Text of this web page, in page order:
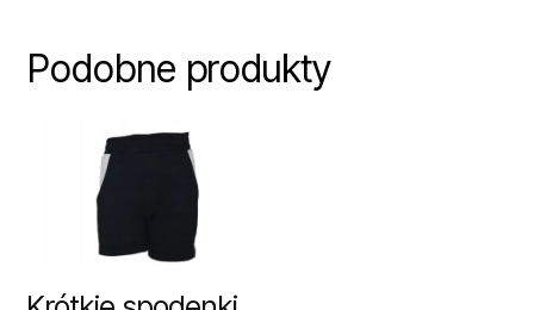
Podobne produkty